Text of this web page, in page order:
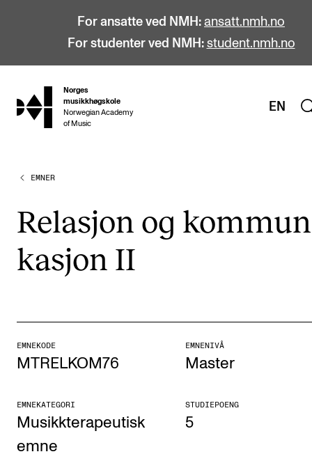
For ansatte ved NMH: ansatt.nmh.no
For studenter ved NMH: student.nmh.no
hjem
Norges
musikkhøgskole
Norwegian Academy
of Music
EN
STUDIER
Bachelor
Master
Talentutvikling
STUDENTLIV
Søknad og opptak
EMNER
Rela­sjon og
ka­sjon II
EMNEKODE
MTRELKOM76
EMNENIVÅ
Master
EMNEKATEGORI
Musikkterapeutisk
emne
STUDIEPOENG
5